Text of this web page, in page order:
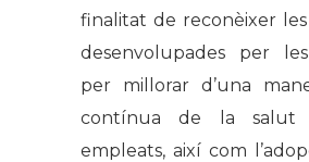
finalitat de reconèixer
desenvolupades per
per millorar d’una
contínua de la salut
empleats, així com